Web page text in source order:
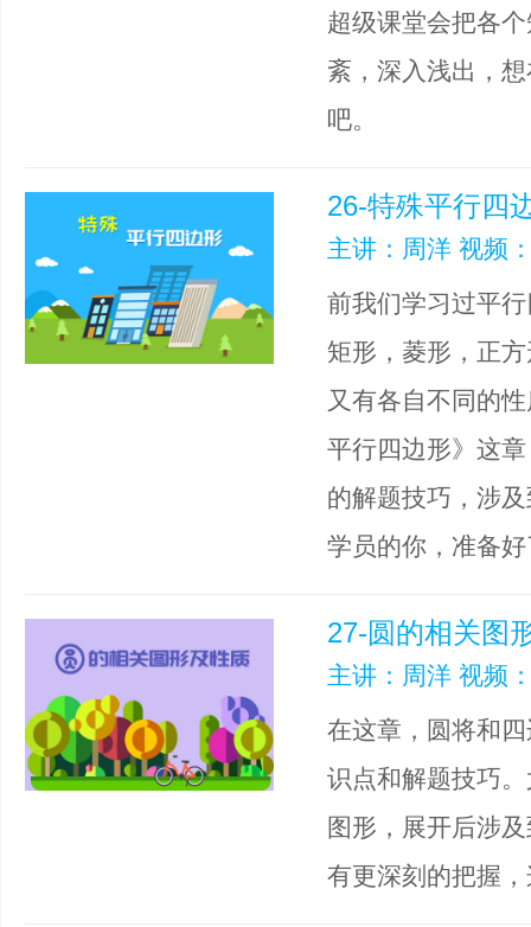
超级课堂会把各
紊，深入浅出，
吧。
26-特殊平行四
主讲：周洋 视频
前我们学习过平
矩形，菱形，正
又有各自不同的
平行四边形》这
的解题技巧，涉
学员的你，准备
27-圆的相关图
主讲：周洋 视频
在这章，圆将和
识点和解题技巧
图形，展开后涉
有更深刻的把握